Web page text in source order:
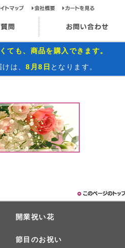
プページサイトマップ会社概要
お問い合わせよくあるご質問
ても、商品を購入できます。
けは、8月8日 となります。
開業祝い花
節目のお祝い